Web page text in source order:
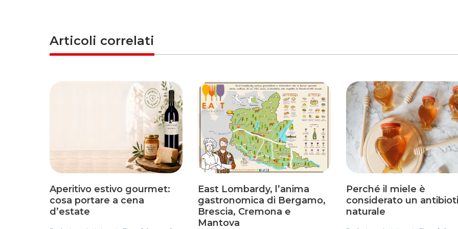
Articoli correlati
Aperitivo estivo gourmet:
cosa portare a cena
d’estate
East Lombardy, l’anima
gastronomica di Bergamo,
Brescia, Cremona e
Mantova
Perché il miele è
considerato un
naturale